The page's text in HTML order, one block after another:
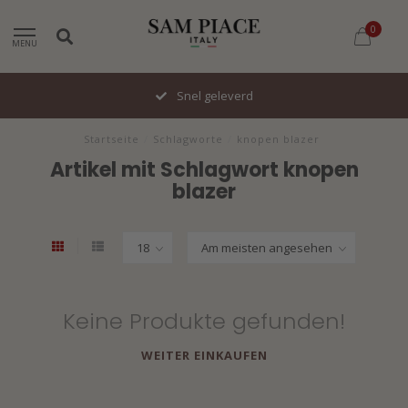
MENU
0
Snel geleverd
Startseite Schlagworte knopen blazer
Artikel mit Schlagwort knopen
blazer
Keine Produkte gefunden!
WEITER EINKAUFEN